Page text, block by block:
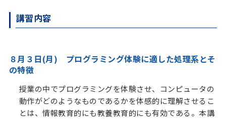
講習内容
８月３日(月) プログラミング体験に適した処理系とそ
の特徴
授業の中でプログラミングを体験させ、コンピュータの
動作がどのようなものであるかを体感的に理解させるこ
とは、情報教育的にも教養教育的にも有効である。本講